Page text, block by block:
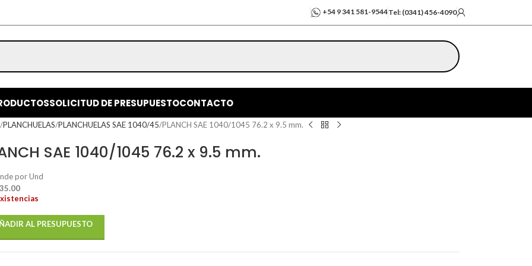
+54 9 341 581-9544Tel: (0341) 456-4090
SOLICITUD DE PRESUPUESTOCONTACTO
PLANCHUELAS PLANCHUELAS SAE 1040/45 PLANCH SAE 1040/1045 76.2 x 9.5 mm.
SAE 1040/1045 76.2 x 9.5 mm.
por Und
AL PRESUPUESTO